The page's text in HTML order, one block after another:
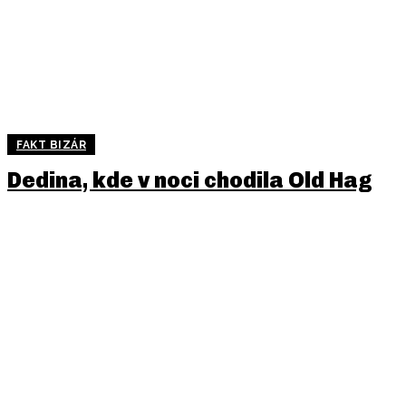
FAKT BIZÁR
Dedina, kde v noci chodila Old Hag